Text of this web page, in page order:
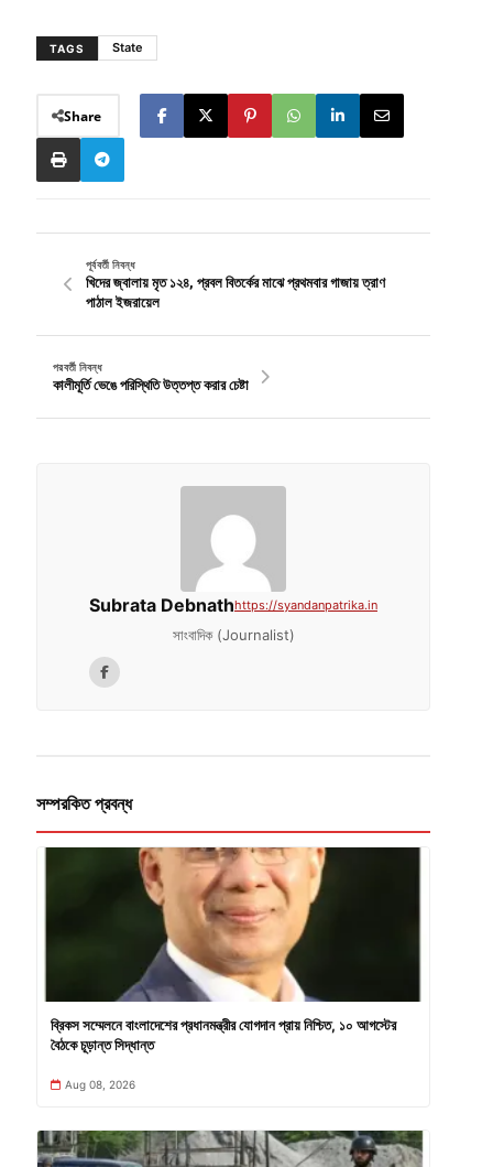
TAGS State
Share
পূর্ববর্তী নিবন্ধ
খিদের জ্বালায় মৃত ১২৪, প্রবল বিতর্কের মাঝে প্রথমবার গাজায় ত্রাণ
পাঠাল ইজরায়েল
পরবর্তী নিবন্ধ
কালীমূর্তি ভেঙে পরিস্থিতি উত্তপ্ত করার চেষ্টা
Subrata Debnathhttps://syandanpatrika.in
সাংবাদিক (Journalist)
সম্পরকিত প্রবন্ধ
ব্রিকস সম্মেলনে বাংলাদেশের প্রধানমন্ত্রীর যোগদান প্রায় নিশ্চিত, ১০ আগস্টের
বৈঠকে চূড়ান্ত সিদ্ধান্ত
Aug 08, 2026